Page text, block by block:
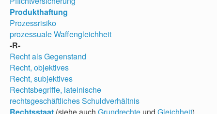
Produkthaftung
Prozessrisiko
prozessuale Waffengleichheit
-R-
Recht als Gegenstand
Recht, objektives
Recht, subjektives
Rechtsbegriffe, lateinische
rechtsgeschäftliches Schuldverhältnis